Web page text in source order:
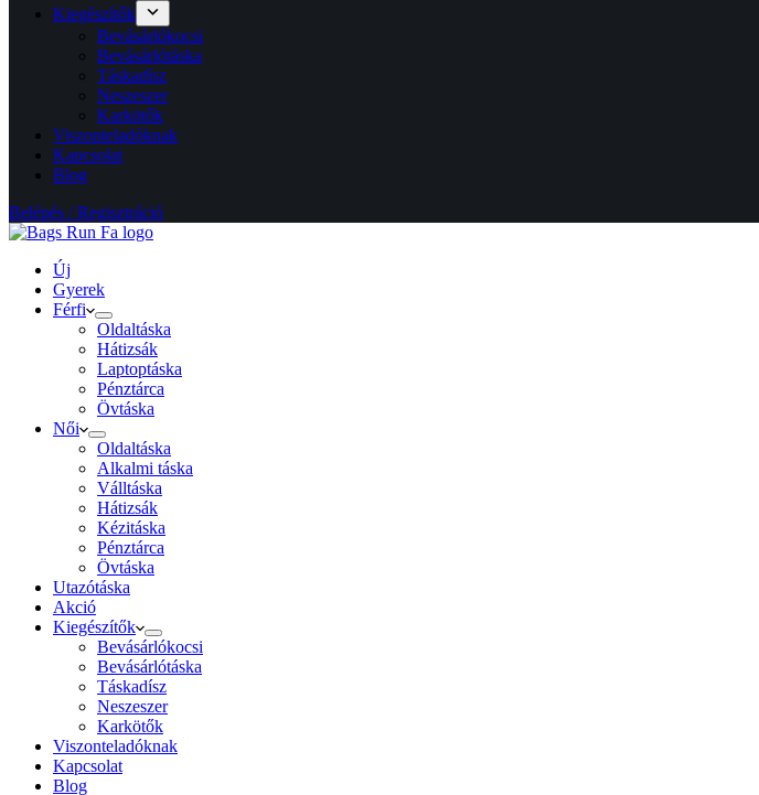
Kiegészítők
Bevásárlókocsi
Bevásárlótáska
Táskadísz
Neszeszer
Karkötők
Viszonteladóknak
Kapcsolat
Blog
Belépés / Regisztráció
Új
Gyerek
Férfi
Oldaltáska
Hátizsák
Laptoptáska
Pénztárca
Övtáska
Női
Oldaltáska
Alkalmi táska
Válltáska
Hátizsák
Kézitáska
Pénztárca
Övtáska
Utazótáska
Akció
Kiegészítők
Bevásárlókocsi
Bevásárlótáska
Táskadísz
Neszeszer
Karkötők
Viszonteladóknak
Kapcsolat
Blog